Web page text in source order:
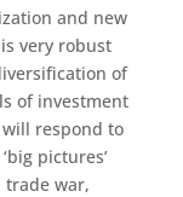
and new
very robust
of
of investment
respond to
pictures’
trade war,